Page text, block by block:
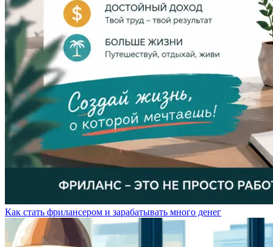
Как стать фрилансером и зарабатывать много денег